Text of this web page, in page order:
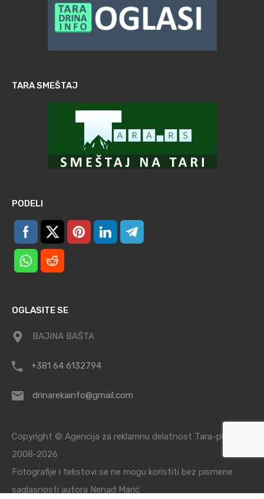
TARA SMEŠTAJ
PODELI
OGLASITE SE
BAJINA BAŠTA
+381 64 6132794
drinarekainfo@gmail.com
Copyright © Agencija za reklamnu delatnost Tara-planina /
2008-2026
Fotografije i tekstovi se ne mogu koristiti bez pismene
saglasnosti autora Nenad Marić